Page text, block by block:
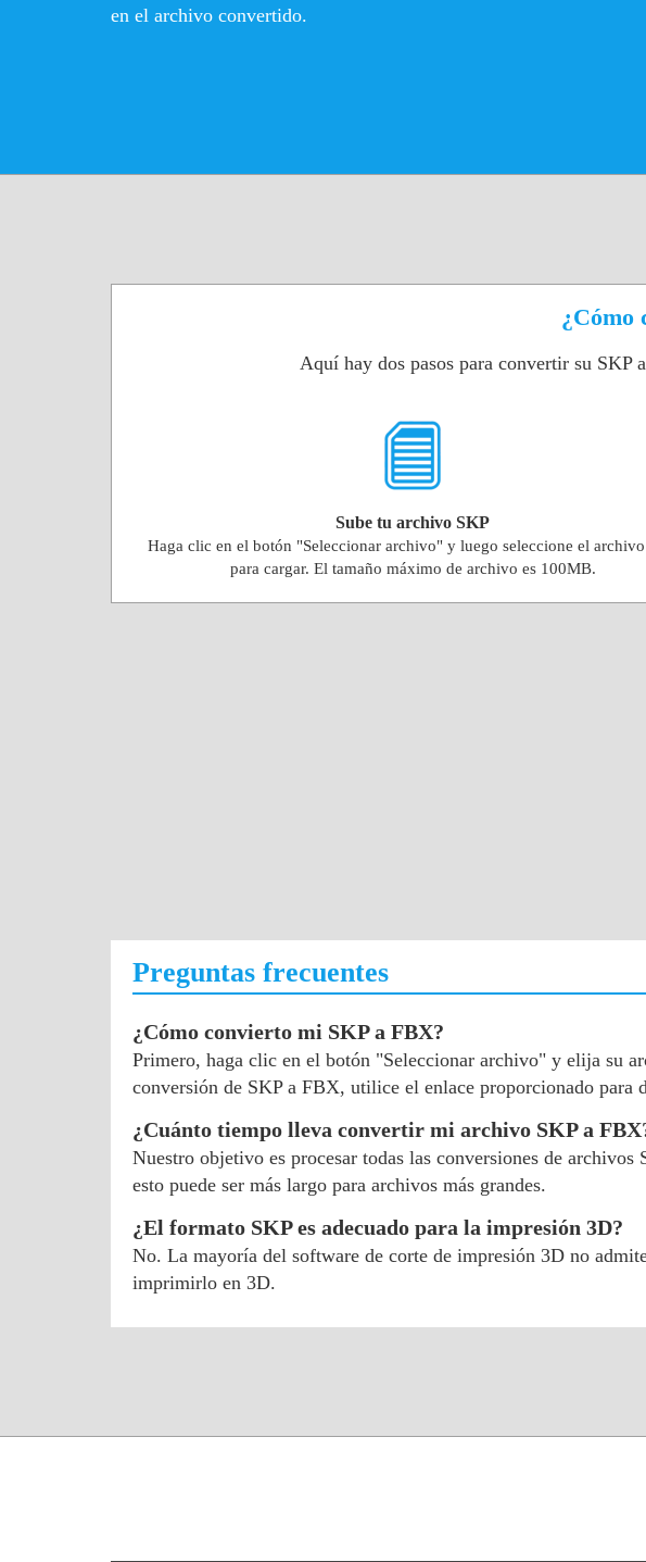
en el archivo convertido.
¿Cómo
Aquí hay dos pasos para convertir su SKP
Sube tu archivo SKP
Haga clic en el botón "Seleccionar archivo" y luego seleccione el
para cargar. El tamaño máximo de archivo es 100MB.
Preguntas frecuentes
¿Cómo convierto mi SKP a FBX?
Primero, haga clic en el botón "Seleccionar archivo" y elija su
conversión de SKP a FBX, utilice el enlace proporcionado para
¿Cuánto tiempo lleva convertir mi archivo SKP a
Nuestro objetivo es procesar todas las conversiones de
esto puede ser más largo para archivos más grandes.
¿El formato SKP es adecuado para la impresión 3D?
No. La mayoría del software de corte de impresión 3D no
imprimirlo en 3D.